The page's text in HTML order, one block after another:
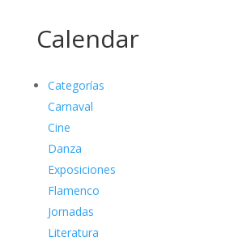
Calendar
Categorías
Carnaval
Cine
Danza
Exposiciones
Flamenco
Jornadas
Literatura